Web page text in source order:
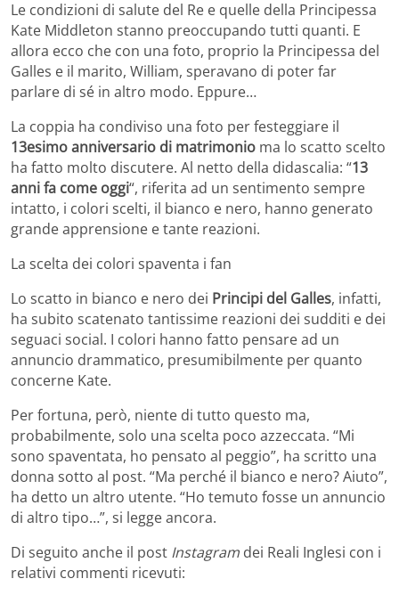
Le condizioni di salute del Re e quelle della Principessa
Kate Middleton stanno preoccupando tutti quanti. E
allora ecco che con una foto, proprio la Principessa del
Galles e il marito, William, speravano di poter far
parlare di sé in altro modo. Eppure…
La coppia ha condiviso una foto per festeggiare il
13esimo anniversario di matrimonio ma lo scatto scelto
ha fatto molto discutere. Al netto della didascalia: “13
anni fa come oggi“, riferita ad un sentimento sempre
intatto, i colori scelti, il bianco e nero, hanno generato
grande apprensione e tante reazioni.
La scelta dei colori spaventa i fan
Lo scatto in bianco e nero dei Principi del Galles, infatti,
ha subito scatenato tantissime reazioni dei sudditi e dei
seguaci social. I colori hanno fatto pensare ad un
annuncio drammatico, presumibilmente per quanto
concerne Kate.
Per fortuna, però, niente di tutto questo ma,
probabilmente, solo una scelta poco azzeccata. “Mi
sono spaventata, ho pensato al peggio”, ha scritto una
donna sotto al post. “Ma perché il bianco e nero? Aiuto”,
ha detto un altro utente. “Ho temuto fosse un annuncio
di altro tipo…”, si legge ancora.
Di seguito anche il post Instagram dei Reali Inglesi con i
relativi commenti ricevuti: